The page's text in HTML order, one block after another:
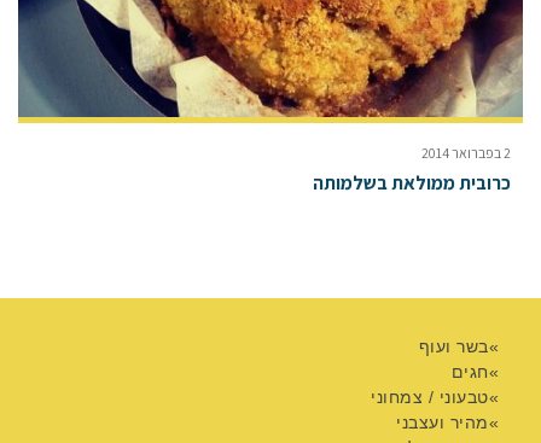
2 בפברואר 2014
כרובית ממולאת בשלמותה
בשר ועוף
חגים
טבעוני / צמחוני
מהיר ועצבני